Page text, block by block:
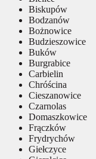
Biskupów
Bodzanów
Bożnowice
Budzieszowice
Buków
Burgrabice
Carbielin
Chróścina
Cieszanowice
Czarnolas
Domaszkowice
Frączków
Frydrychów
Giełczyce